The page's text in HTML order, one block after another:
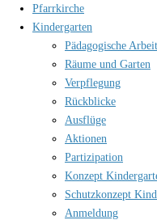
Pfarrkirche
Kindergarten
Pädagogische Arbeit
Räume und Garten
Verpflegung
Rückblicke
Ausflüge
Aktionen
Partizipation
Konzept
Schutzkonzept
Anmeldung